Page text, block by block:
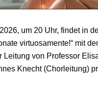
um 20 Uhr, findet in
virtuosamente!“ mit
von Professor
Knecht (Chorleitung)